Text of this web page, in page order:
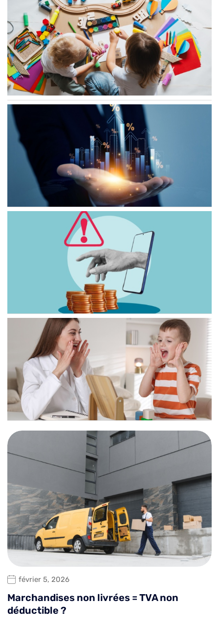
février 5, 2026
Marchandises non livrées = TVA non
déductible ?